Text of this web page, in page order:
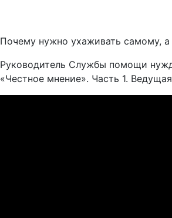
Почему нужно ухаживать самому, а
Руководитель Службы помощи
«Честное мнение». Часть 1.